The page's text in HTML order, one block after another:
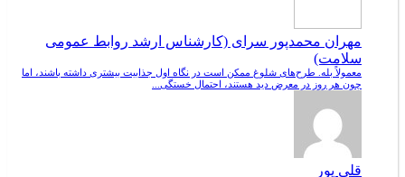
مهران محمدپور سرای (کارشناس ارشد روابط عمومی
سلامت)
معمولاً بله. طرح‌های شلوغ ممکن است در نگاه اول جذابیت بیشتری داشته باشند، اما
چون هر روز در معرض دید هستند، احتمال خستگی...
قلی پور